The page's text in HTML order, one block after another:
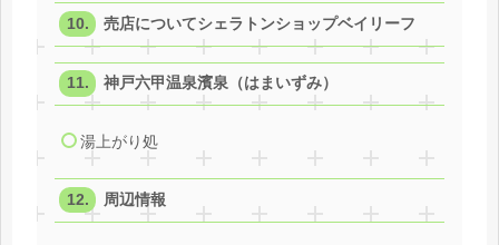
売店についてシェラトンショップベイリーフ
神戸六甲温泉濱泉（はまいずみ）
湯上がり処
周辺情報